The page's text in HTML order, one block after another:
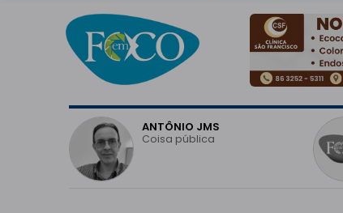
ANTÔNIO JMS
Coisa pública